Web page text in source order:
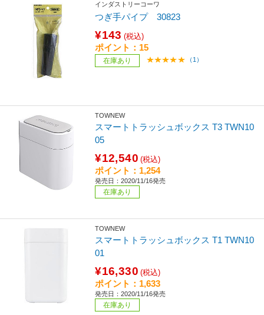
インダストリーコーワ
つぎ手パイプ 30823
¥143 (税込)
ポイント：15
在庫あり （1）
TOWNEW
スマートトラッシュボックス T3 TWN10
05
¥12,540 (税込)
ポイント：1,254
発売日：2020/11/16発売
在庫あり
TOWNEW
スマートトラッシュボックス T1 TWN10
01
¥16,330 (税込)
ポイント：1,633
発売日：2020/11/16発売
在庫あり